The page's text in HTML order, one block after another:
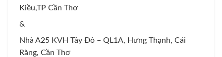
Kiều,TP Cần Thơ
&
Nhà A25 KVH Tây Đô – QL1A, Hưng Thạnh, Cái
Răng, Cần Thơ